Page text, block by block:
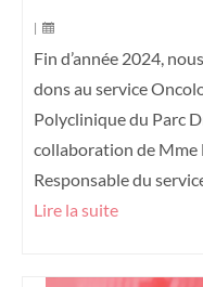
|
Fin d’année 2024,
dons au service
Polyclinique du Parc
collaboration de Mme
Responsable du
Lire la suite